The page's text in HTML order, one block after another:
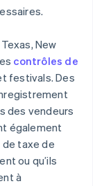
New
contrôles de
festivals. Des
des vendeurs
également
taxe de
ou qu’ils
à